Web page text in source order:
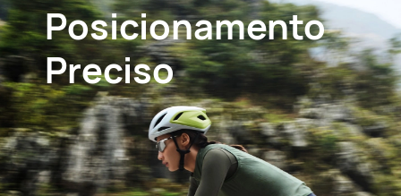
Posicionamento
Preciso